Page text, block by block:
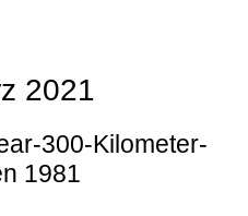
2021
300-Kilometer-
1981